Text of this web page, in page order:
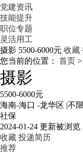
党建资讯
技能提升
职位专题
灵活用工
摄影 5500-6000元 收藏
您当前的位置： 首页 >
摄影
5500-6000元
海南-海口 -龙华区 |不
社保
2024-01-24 更新被浏览
收藏 投递简历
推荐